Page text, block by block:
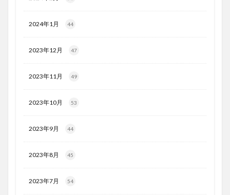
2024年1月 44
2023年12月 47
2023年11月 49
2023年10月 53
2023年9月 44
2023年8月 45
2023年7月 54